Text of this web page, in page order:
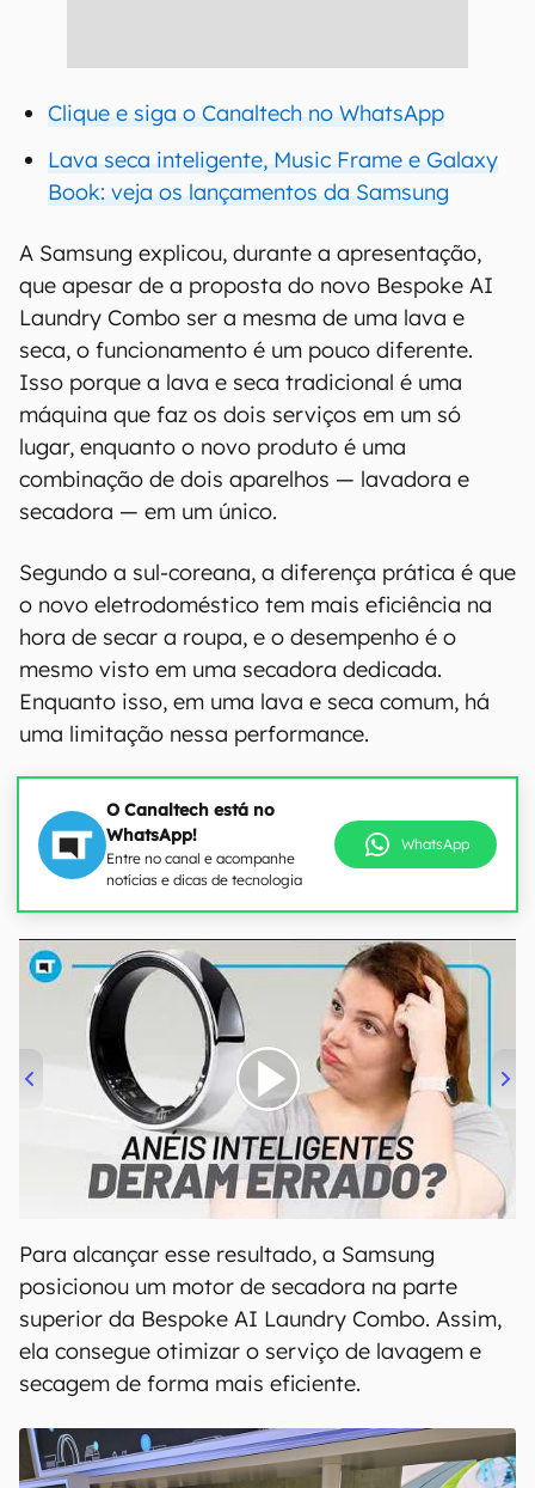
Clique e siga o Canaltech no WhatsApp
Lava seca inteligente, Music Frame e Galaxy
Book: veja os lançamentos da Samsung
A Samsung explicou, durante a apresentação,
que apesar de a proposta do novo Bespoke AI
Laundry Combo ser a mesma de uma lava e
seca, o funcionamento é um pouco diferente.
Isso porque a lava e seca tradicional é uma
máquina que faz os dois serviços em um só
lugar, enquanto o novo produto é uma
combinação de dois aparelhos — lavadora e
secadora — em um único.
Segundo a sul-coreana, a diferença prática é que
o novo eletrodoméstico tem mais eficiência na
hora de secar a roupa, e o desempenho é o
mesmo visto em uma secadora dedicada.
Enquanto isso, em uma lava e seca comum, há
uma limitação nessa performance.
O Canaltech está no
WhatsApp!
Entre no canal e acompanhe
notícias e dicas de tecnologia
WhatsApp
00:00/21:11
Para alcançar esse resultado, a Samsung
posicionou um motor de secadora na parte
superior da Bespoke AI Laundry Combo. Assim,
ela consegue otimizar o serviço de lavagem e
secagem de forma mais eficiente.